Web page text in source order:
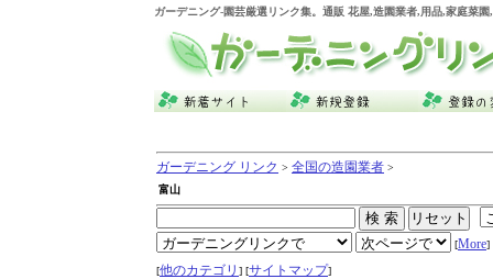
ガーデニング-園芸厳選リンク集。通販 花屋,造園業者,用品,家庭菜
ガーデニング リンク > 全国の造園業者 >
富山
[More]
[他のカテゴリ ] [サイトマップ]